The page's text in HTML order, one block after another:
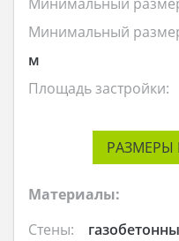
Минимальный
м
Площадь застройки:
Материалы:
Стены: